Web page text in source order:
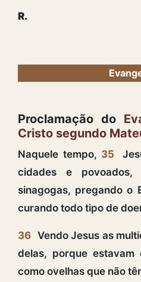
R.
Proclamação do
Cristo segundo
Naquele tempo, 35
cidades e povoados,
sinagogas, pregando o
curando todo tipo de
36 Vendo Jesus as
delas, porque estavam
como ovelhas que não